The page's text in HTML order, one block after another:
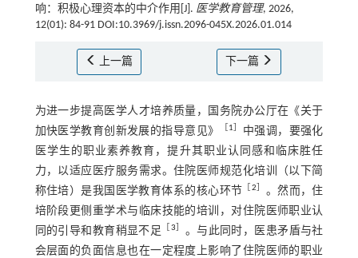
响：积极心理资本的中介作用[J]. 医学教育管理, 2026,
12(01): 84-91 DOI:10.3969/j.issn.2096-045X.2026.01.014
上一篇 下一篇
为进一步提高医学人才培养质量，国务院办公厅在《关于
加快医学教育创新发展的指导意见》
1
中强调，要强化
医学生的职业素养教育，提升其职业认同感和临床胜任
力，以适应医疗服务需求。住院医师规范化培训（以下简
称住培）是我国医学教育体系的核心环节
2
。然而，住
培阶段更侧重学术与临床技能的培训，对住院医师职业认
同的引导和教育稍显不足
3
。与此同时，医患矛盾与社
会层面的负面信息也在一定程度上影响了住院医师的职业